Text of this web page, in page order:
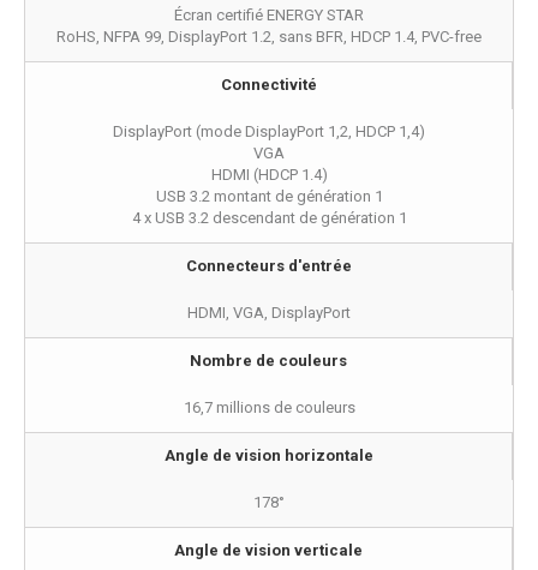
Écran certifié ENERGY STAR
RoHS, NFPA 99, DisplayPort 1.2, sans BFR, HDCP 1.4, PVC-free
Connectivité
DisplayPort (mode DisplayPort 1,2, HDCP 1,4)
VGA
HDMI (HDCP 1.4)
USB 3.2 montant de génération 1
4 x USB 3.2 descendant de génération 1
Connecteurs d'entrée
HDMI, VGA, DisplayPort
Nombre de couleurs
16,7 millions de couleurs
Angle de vision horizontale
178°
Angle de vision verticale